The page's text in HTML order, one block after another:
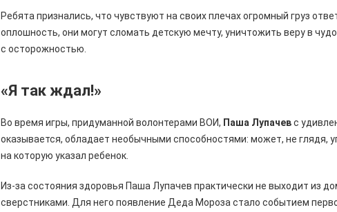
Ребята признались, что чувствуют на своих плечах огромный груз
оплошность, они могут сломать детскую мечту, уничтожить веру в
с осторожностью.
«Я так ждал!»
Во время игры, придуманной волонтерами ВОИ, Паша Лупачевс
оказывается, обладает необычными способностями: может, не глядя,
на которую указал ребенок.
Из-за состояния здоровья Паша Лупачев практически не выходит из
сверстниками. Для него появление Деда Мороза стало событием